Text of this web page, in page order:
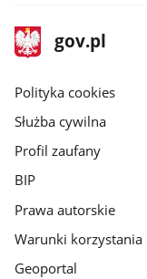
stopka
gov.pl
Strona
gov.pl
gov.pl
Polityka cookies
Służba cywilna
Profil zaufany
BIP
Prawa autorskie
Warunki korzystania
Geoportal